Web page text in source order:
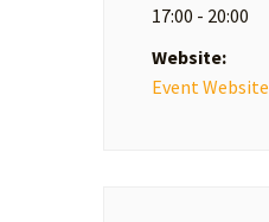
17:00 - 20:00
Website:
Event Website